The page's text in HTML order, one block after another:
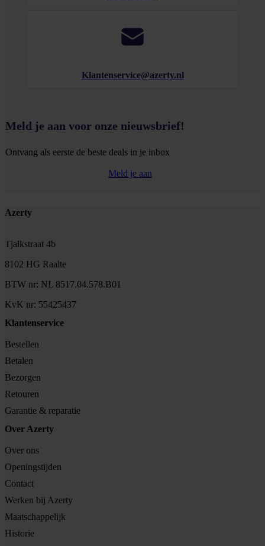
Klantenservice@azerty.nl
Meld je aan voor onze nieuwsbrief!
Ontvang als eerste de beste deals in je inbox
Meld je aan
Footer
Azerty
Tjalkstraat 4b
8102 HG Raalte
BTW nr: NL 8517.04.578.B01
KvK nr: 55425437
Klantenservice
Bestellen
Betalen
Bezorgen
Retouren
Garantie & reparatie
Over Azerty
Over ons
Openingstijden
Contact
Werken bij Azerty
Maatschappelijk
Historie